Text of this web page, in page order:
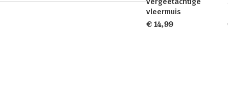
vleermuis
€ 14,99